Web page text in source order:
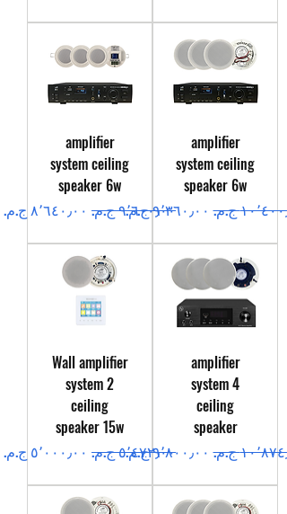
amplifier
system ceiling
speaker 6w
عادي
سعر البيع
amplifier
system ceiling
speaker 6w
سعر عادي
سعر البيع
amplifier
system 4
ceiling
speaker
عادي
سعر البيع
Wall amplifier
system 2
ceiling
speaker 15w
سعر عادي
سعر البيع